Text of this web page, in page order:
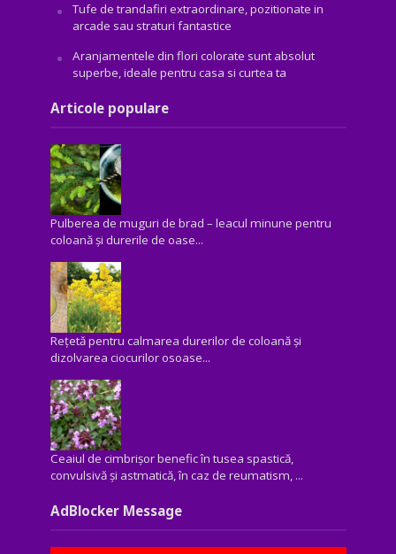
Tufe de trandafiri extraordinare, pozitionate in
arcade sau straturi fantastice
Aranjamentele din flori colorate sunt absolut
superbe, ideale pentru casa si curtea ta
Articole populare
Pulberea de muguri de brad – leacul minune pentru
coloană și durerile de oase...
Rețetă pentru calmarea durerilor de coloană și
dizolvarea ciocurilor osoase...
Ceaiul de cimbrișor benefic în tusea spastică,
convulsivă şi astmatică, în caz de reumatism, ...
AdBlocker Message